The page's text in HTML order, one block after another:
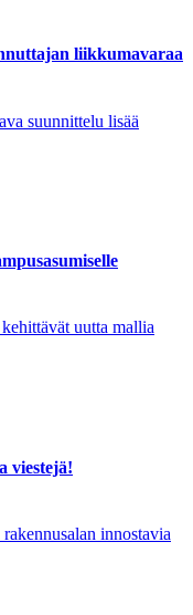
liikkumavaraa
suunnittelu lisää
uutta mallia
viestejä!
innostavia